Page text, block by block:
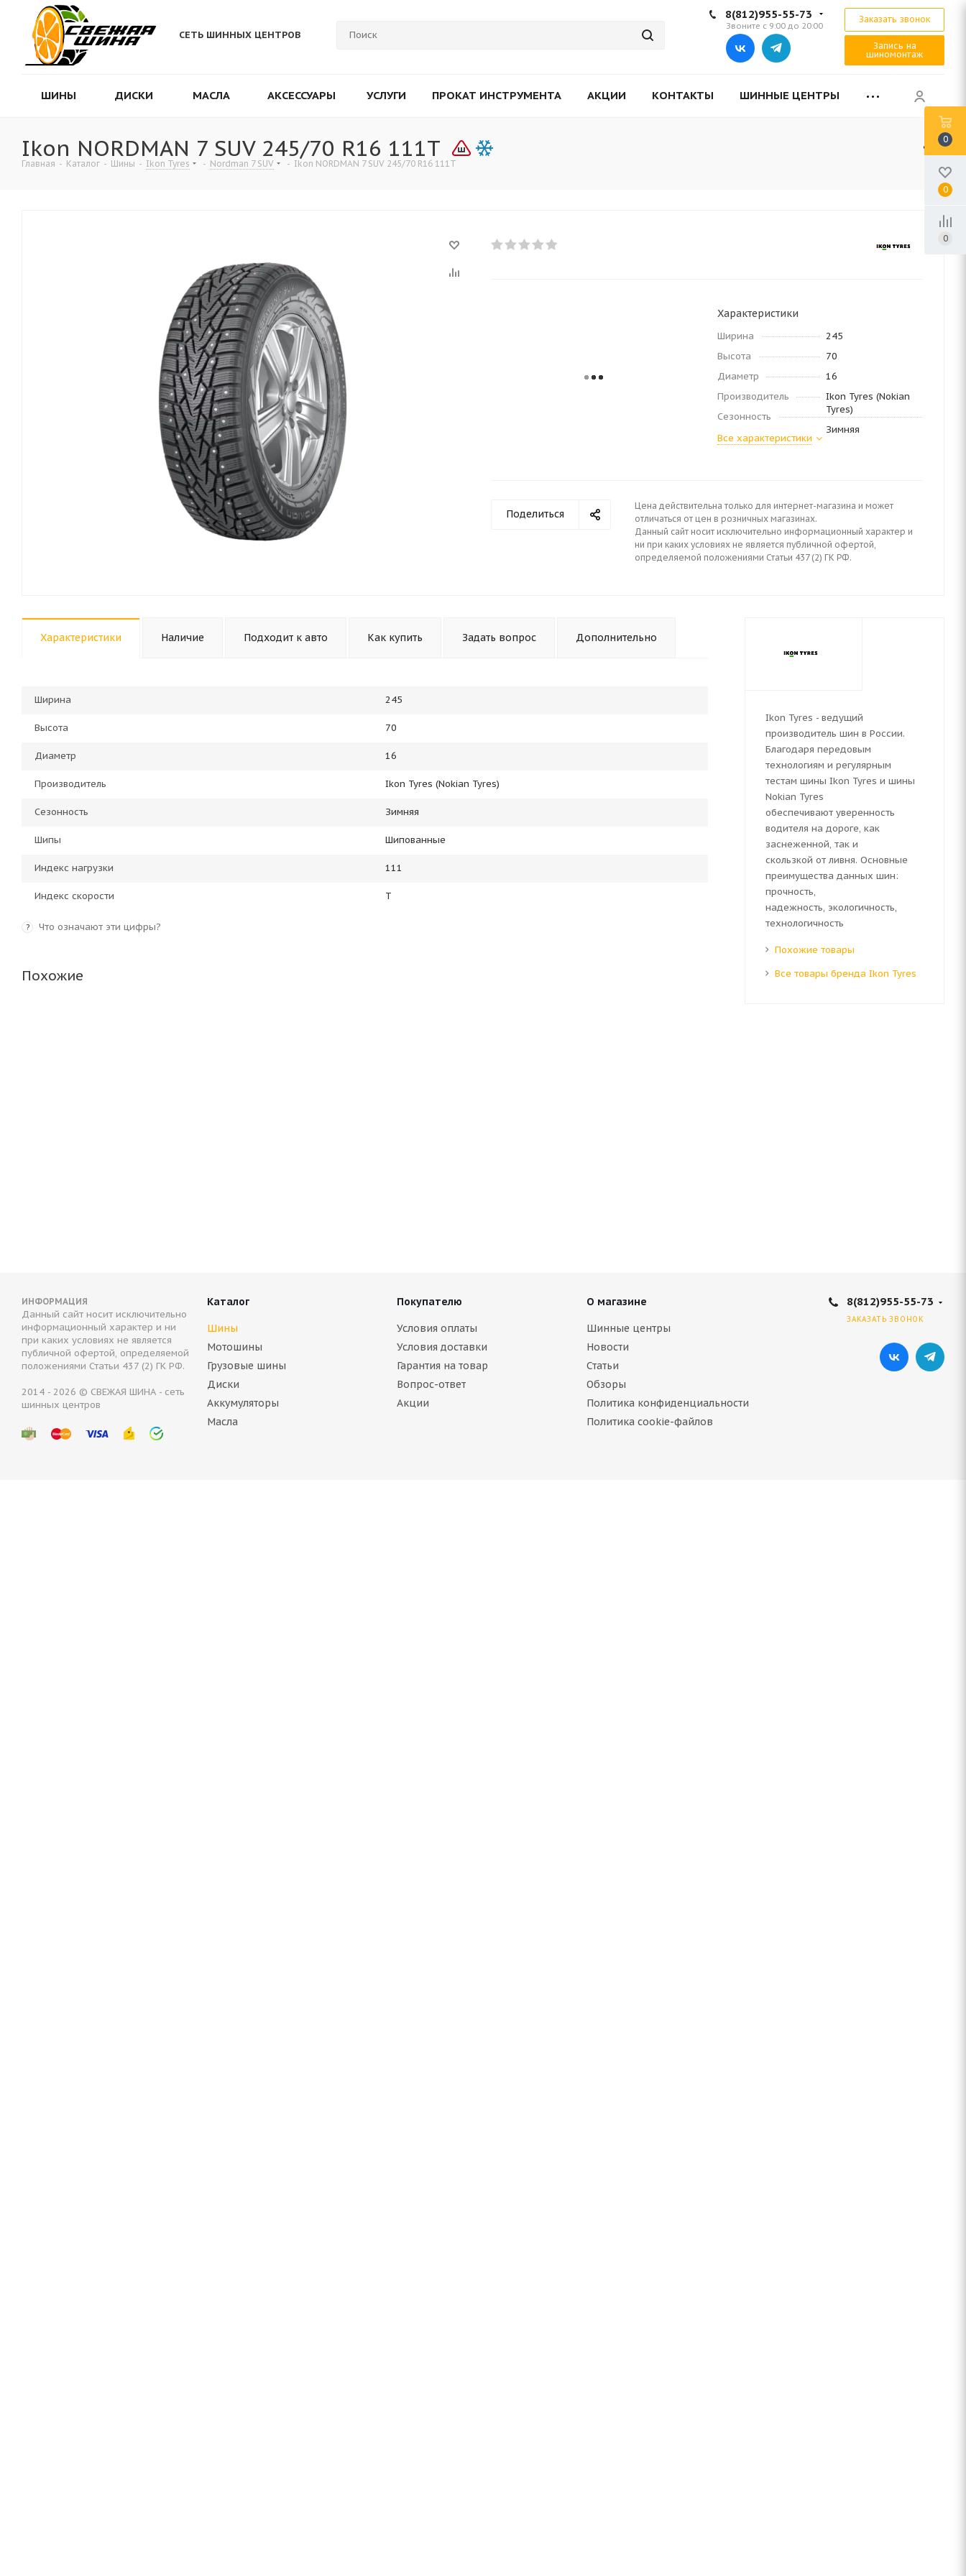
СЕТЬ ШИННЫХ ЦЕНТРОВ
8(812)955-55-73
Звоните с 9:00 до 20:00
Заказать звонок
Запись на
шиномонтаж
ШИНЫ ДИСКИ МАСЛА АКСЕССУАРЫ УСЛУГИ ПРОКАТ ИНСТРУМЕНТА АКЦИИ КОНТАКТЫ ШИННЫЕ ЦЕНТРЫ
Ikon NORDMAN 7 SUV 245/70 R16 111T
Главная - Каталог - Шины - Ikon Tyres - Nordman 7 SUV - Ikon NORDMAN 7 SUV 245/70 R16 111T
Характеристики
Ширина
245
Высота
70
Диаметр
16
Производитель
Ikon Tyres (Nokian
Tyres)
Сезонность
Зимняя
Все характеристики
Поделиться
Цена действительна только для интернет-магазина и может
отличаться от цен в розничных магазинах.
Данный сайт носит исключительно информационный характер и
ни при каких условиях не является публичной офертой,
определяемой положениями Статьи 437 (2) ГК РФ.
Характеристики Наличие Подходит к авто Как купить Задать вопрос Дополнительно
Ширина 245
Высота 70
Диаметр 16
Производитель Ikon Tyres (Nokian Tyres)
Сезонность Зимняя
Шипы Шипованные
Индекс нагрузки 111
Индекс скорости T
? Что означают эти цифры?
Похожие
Bridgestone Blizzak Spike-02 245/70 R16 107T
Ikon Tyres - ведущий
производитель шин в России.
Благодаря передовым
технологиям и регулярным
тестам шины Ikon Tyres и шины
Nokian Tyres
обеспечивают уверенность
водителя на дороге, как
заснеженной, так и
скользкой от ливня. Основные
преимущества данных шин:
прочность,
надежность, экологичность,
технологичность
Похожие товары
Все товары бренда Ikon Tyres
ИНФОРМАЦИЯ
Данный сайт носит исключительно
информационный характер и ни
при каких условиях не является
публичной офертой, определяемой
положениями Статьи 437 (2) ГК РФ.
2014 - 2026 © СВЕЖАЯ ШИНА - сеть
шинных центров
Каталог
Шины
Мотошины
Грузовые шины
Диски
Аккумуляторы
Масла
Покупателю
Условия оплаты
Условия доставки
Гарантия на товар
Вопрос-ответ
Акции
О магазине
Шинные центры
Новости
Статьи
Обзоры
Политика конфиденциальности
Политика cookie-файлов
8(812)955-55-73
ЗАКАЗАТЬ ЗВОНОК
0
0
0